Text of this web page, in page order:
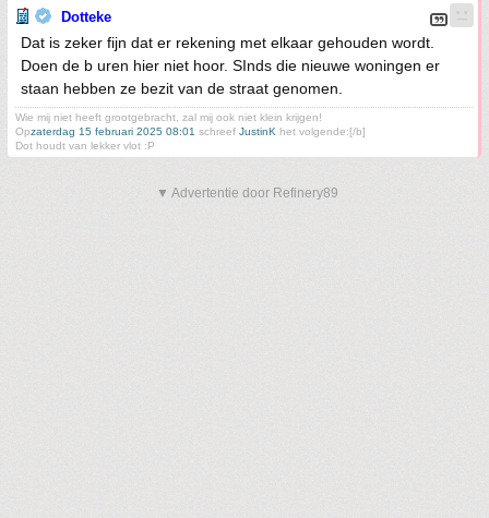
Dotteke
Dat is zeker fijn dat er rekening met elkaar gehouden wordt.
Doen de b uren hier niet hoor. SInds die nieuwe woningen er
staan hebben ze bezit van de straat genomen.
Wie mij niet heeft grootgebracht, zal mij ook niet klein krijgen!
Opzaterdag 15 februari 2025 08:01 schreef JustinK het volgende:[/b]
Dot houdt van lekker vlot :P
▼ Advertentie door Refinery89